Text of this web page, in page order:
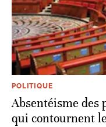
POLITIQUE
Absentéisme des
qui contournent